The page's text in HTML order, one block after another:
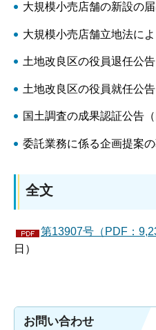
大規模小売店舗の新設の
大規模小売店舗立地法に
土地改良区の役員退任公告
土地改良区の役員就任公告
国土調査の成果認証公告（
委託業務に係る企画提案
全文
第13907号（PDF：
日）
お問い合わせ